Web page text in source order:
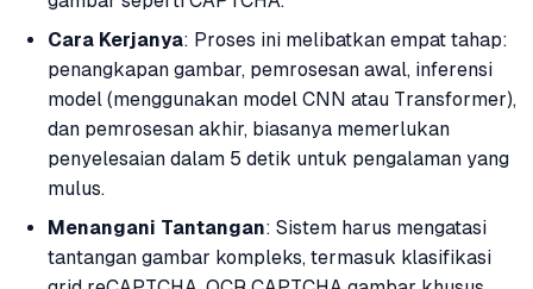
Cara Kerjanya: Proses ini melibatkan empat tahap:
penangkapan gambar, pemrosesan awal, inferensi
model (menggunakan model CNN atau Transformer),
dan pemrosesan akhir, biasanya memerlukan
penyelesaian dalam 5 detik untuk pengalaman yang
mulus.
Menangani Tantangan: Sistem harus mengatasi
tantangan gambar kompleks, termasuk klasifikasi